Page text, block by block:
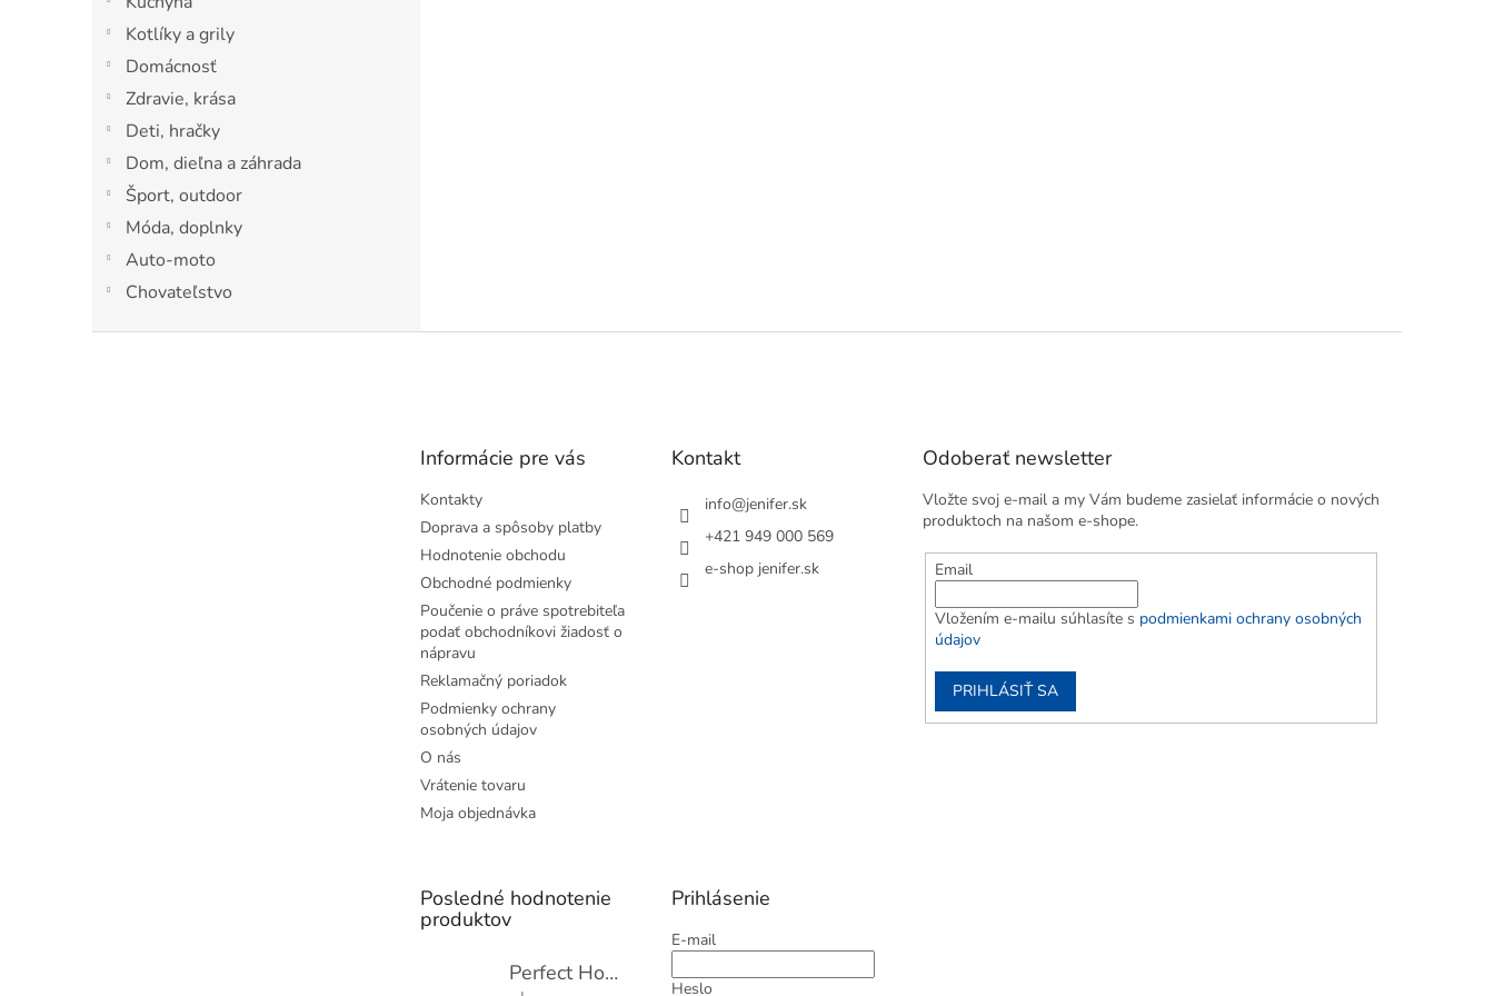
Kotlíky a grily
Domácnosť
Zdravie, krása
Deti, hračky
Dom, dieľna a záhrada
Šport, outdoor
Móda, doplnky
Auto-moto
Chovateľstvo
Informácie pre vás
Kontakty
Doprava a spôsoby platby
Hodnotenie obchodu
Obchodné podmienky
Poučenie o práve spotrebiteľa
podať obchodníkovi žiadosť o
nápravu
Reklamačný poriadok
Podmienky ochrany
osobných údajov
O nás
Vrátenie tovaru
Moja objednávka
Kontakt
info@jenifer.sk
+421 949 000 569
e-shop jenifer.sk
Odoberať newsletter
Vložte svoj e-mail a my Vám budeme zasielať informácie o nových
produktoch na našom e-shope.
Email
Vložením e-mailu súhlasíte s podmienkami ochrany osobných
údajov
PRIHLÁSIŤ SA
Posledné hodnotenie
produktov
Perfect Home Tĺčik na mäso so sekáčikom, 56893
Prihlásenie
E-mail
Heslo